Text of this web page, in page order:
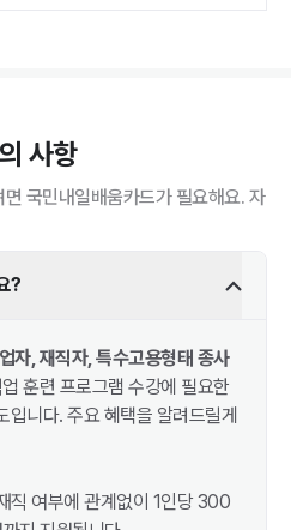
사항
국민내일배움카드가 필요해요. 자
?
자, 재직자, 특수고용형태 종사
훈련 프로그램 수강에 필요한
니다. 주요 혜택을 알려드릴게
직 여부에 관계없이 1인당 300